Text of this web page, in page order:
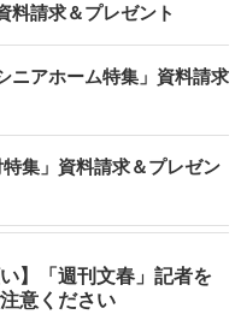
料請求＆プレゼント
ニアホーム特集」資料請求
集」資料請求＆プレゼン
】「週刊文春」記者を
意ください